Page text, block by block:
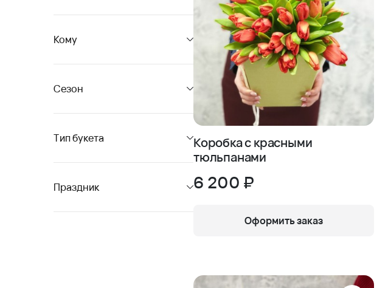
Кому
Сезон
Тип букета
Праздник
Коробка с красными
тюльпанами
6 200 ₽
Оформить заказ